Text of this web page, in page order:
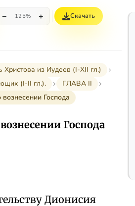
− 125% + Скачать
из Иудеев (I-XII гл.)
(I-II гл.).
ГЛАВА II
Господа
Господа
Дионисия